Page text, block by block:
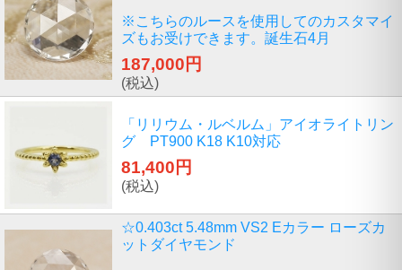
※こちらのルースを使用してのカスタマイ
ズもお受けできます。誕生石4月
187,000円
(税込)
「リリウム・ルベルム」アイオライトリン
グ PT900 K18 K10対応
81,400円
(税込)
☆0.403ct 5.48mm VS2 Eカラー ローズカ
ットダイヤモンド